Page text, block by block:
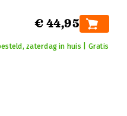
€ 44,95
zaterdag in huis | Gratis